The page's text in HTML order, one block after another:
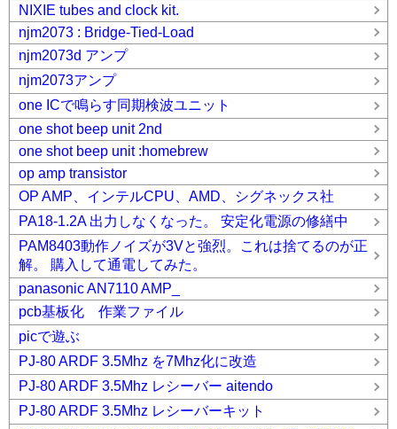
NIXIE tubes and clock kit.
njm2073 : Bridge-Tied-Load
njm2073d アンプ
njm2073アンプ
one ICで鳴らす同期検波ユニット
one shot beep unit 2nd
one shot beep unit :homebrew
op amp transistor
OP AMP、インテルCPU、AMD、シグネックス社
PA18-1.2A 出力しなくなった。 安定化電源の修繕中
PAM8403動作ノイズが3Vと強烈。これは捨てるのが正
解。 購入して通電してみた。
panasonic AN7110 AMP_
pcb基板化 作業ファイル
picで遊ぶ
PJ-80 ARDF 3.5Mhz を7Mhz化に改造
PJ-80 ARDF 3.5Mhz レシーバー aitendo
PJ-80 ARDF 3.5Mhz レシーバーキット